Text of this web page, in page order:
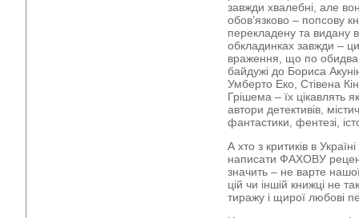
завжди хвалебні, але
обов’язково – попсову
перекладену та видану
обкладинках завжди –
враження, що по обидва
байдужі до Бориса
Умберто Еко, Стівена
Грішема – їх цікавлять
автори детективів,
фантастики, фентезі,
А хто з критиків в
написати ФАХОВУ
значить – не варте
цій чи іншій книжці не
тиражу і щирої любові